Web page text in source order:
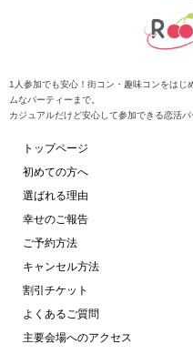
1人参加でも安心！街コン・趣味コンをはじ
ムなパーティーまで。
カジュアルだけど安心して参加できる恋活
トップページ
初めての方へ
選ばれる理由
幸せのご報告
ご予約方法
キャンセル方法
割引チケット
よくあるご質問
主要会場へのアクセス